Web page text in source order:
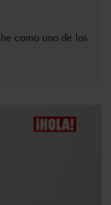
como uno de los